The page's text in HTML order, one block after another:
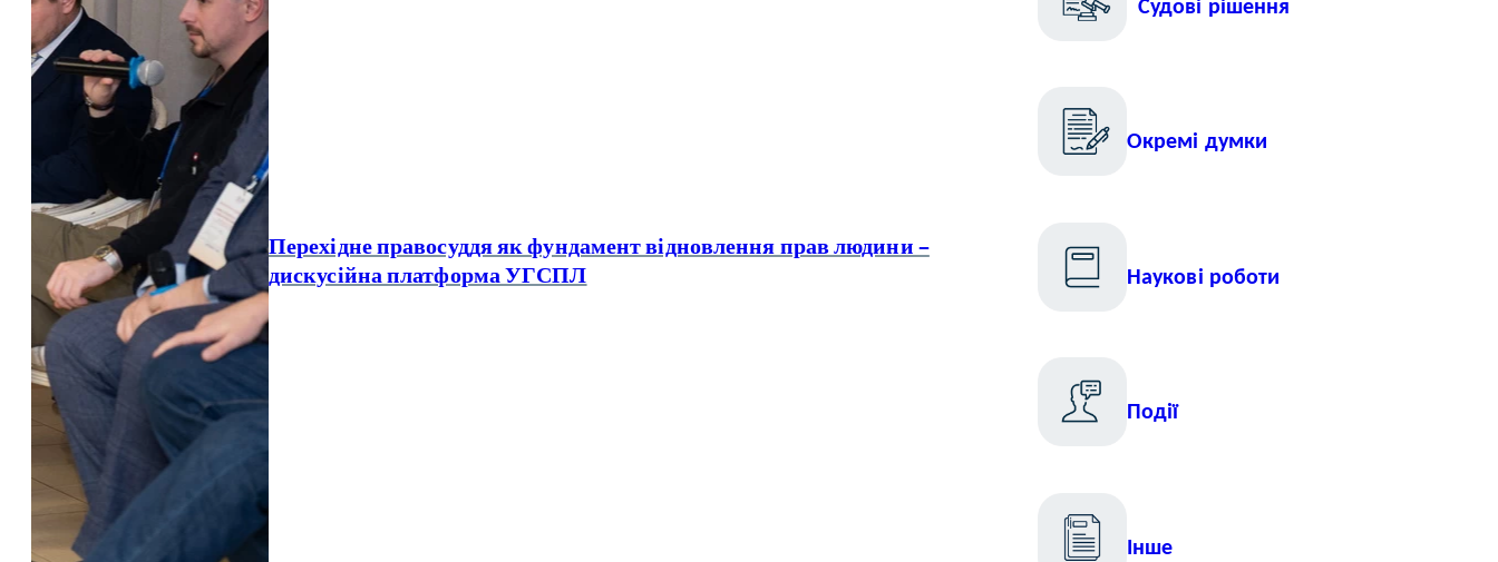
Перехідне правосуддя як фундамент відновлення прав людини –
дискусійна платформа УГСПЛ
Судові рішення
Окремі думки
Наукові роботи
Події
Інше